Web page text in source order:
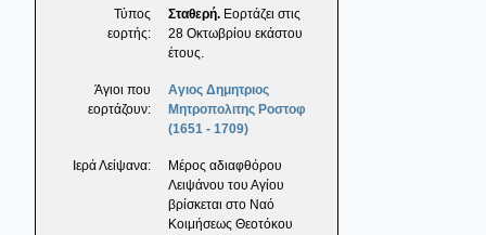
Τύπος
εορτής:
Σταθερή. Εορτάζει στις
28 Οκτωβρίου εκάστου
έτους.
Άγιοι που
εορτάζουν:
Αγιος Δημητριος
Μητροπολιτης Ροστοφ
(1651 - 1709)
Ιερά Λείψανα:
Μέρος αδιαφθόρου
Λειψάνου του Αγίου
βρίσκεται στο Ναό
Κοιμήσεως Θεοτόκου